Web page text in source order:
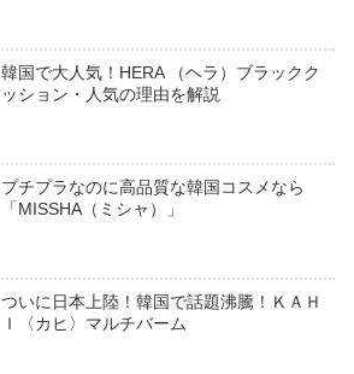
韓国で大人気！HERA （ヘラ）ブラックク
ッション・人気の理由を解説
プチプラなのに高品質な韓国コスメなら
「MISSHA（ミシャ）」
ついに日本上陸！韓国で話題沸騰！ＫＡＨ
Ｉ〈カヒ〉マルチバーム